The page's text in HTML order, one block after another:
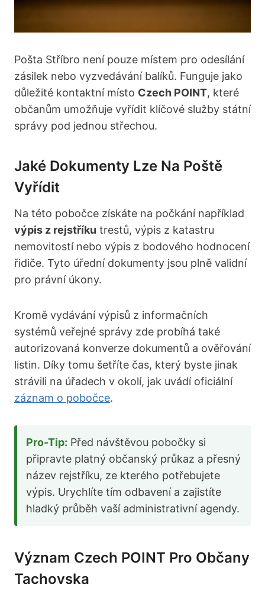
Pošta Stříbro není pouze místem pro odesílání
zásilek nebo vyzvedávání balíků. Funguje jako
důležité kontaktní místo Czech POINT, které
občanům umožňuje vyřídit klíčové služby státní
správy pod jednou střechou.
Jaké Dokumenty Lze Na Poště
Vyřídit
Na této pobočce získáte na počkání například
výpis z rejstříku trestů, výpis z katastru
nemovitostí nebo výpis z bodového hodnocení
řidiče. Tyto úřední dokumenty jsou plně validní
pro právní úkony.
Kromě vydávání výpisů z informačních
systémů veřejné správy zde probíhá také
autorizovaná konverze dokumentů a ověřování
listin. Díky tomu šetříte čas, který byste jinak
strávili na úřadech v okolí, jak uvádí oficiální
záznam o pobočce.
Pro-Tip: Před návštěvou pobočky si
připravte platný občanský průkaz a přesný
název rejstříku, ze kterého potřebujete
výpis. Urychlíte tím odbavení a zajistíte
hladký průběh vaší administrativní agendy.
Význam Czech POINT Pro Občany
Tachovska